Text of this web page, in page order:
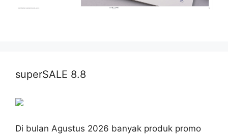
superSALE 8.8
Di bulan Agustus 2026 banyak produk promo